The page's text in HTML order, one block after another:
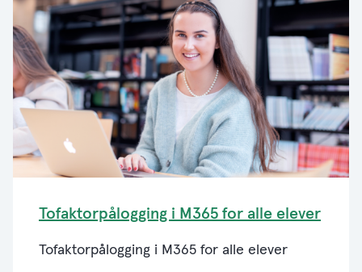
Tofaktorpålogging i M365 for alle elever
Tofaktorpålogging i M365 for alle elever